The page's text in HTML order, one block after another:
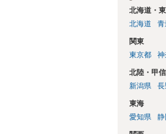
北海道・
北海道
青
関東
東京都
神
北陸・甲
新潟県
長
東海
愛知県
静